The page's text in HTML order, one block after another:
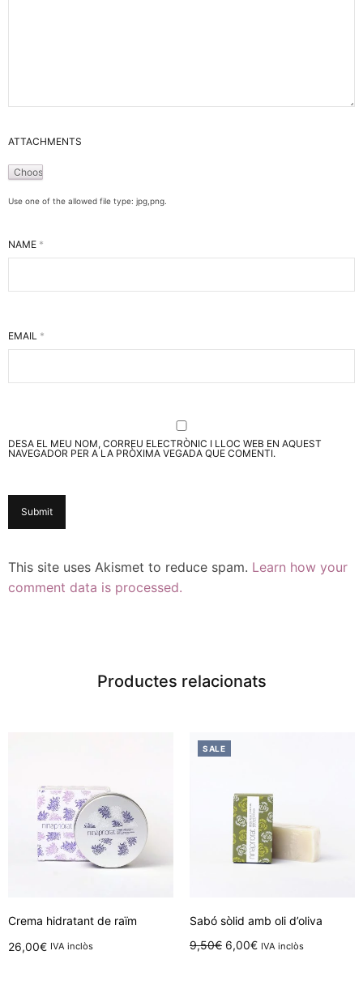
ATTACHMENTS
Use one of the allowed file type: jpg,png.
NAME *
EMAIL *
DESA EL MEU NOM, CORREU ELECTRÒNIC I LLOC WEB EN AQUEST
NAVEGADOR PER A LA PRÒXIMA VEGADA QUE COMENTI.
This site uses Akismet to reduce spam. Learn how your
comment data is processed.
Productes relacionats
Crema hidratant de raïm
26,00€ IVA inclòs
SALE
Sabó sòlid amb oli d’oliva
9,50€ El preu
6,00€ElIVA inclòs